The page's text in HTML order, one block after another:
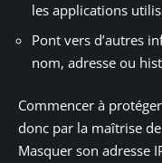
les applications
Pont vers d’autres
nom, adresse ou
Commencer à
donc par la maîtrise
Masquer son adresse